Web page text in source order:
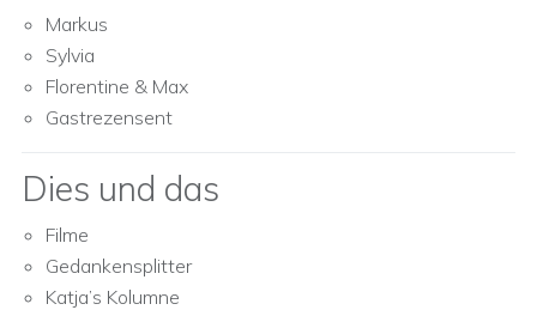
Markus
Sylvia
Florentine & Max
Gastrezensent
Dies und das
Filme
Gedankensplitter
Katja’s Kolumne